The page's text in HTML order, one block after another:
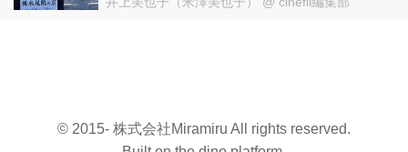
© 2015- 株式会社Miramiru All rights reserved.